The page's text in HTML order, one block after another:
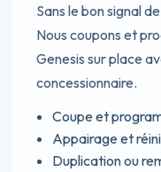
Sans le bon signal
Nous coupons et
Genesis sur place
concessionnaire.
Coupe et
Appairage et
Duplication ou